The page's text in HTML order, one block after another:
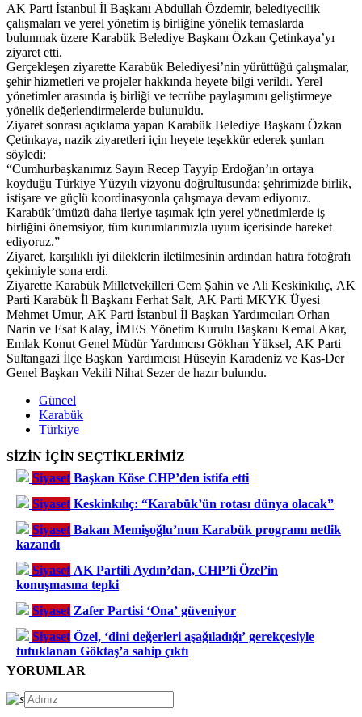
AK Parti İstanbul İl Başkanı Abdullah Özdemir, belediyecilik
çalışmaları ve yerel yönetim iş birliğine yönelik temaslarda
bulunmak üzere Karabük Belediye Başkanı Özkan Çetinkaya’yı
ziyaret etti.
Gerçekleşen ziyarette Karabük Belediyesi’nin yürüttüğü çalışmalar,
şehir hizmetleri ve projeler hakkında heyete bilgi verildi. Yerel
yönetimler arasında iş birliği ve tecrübe paylaşımını geliştirmeye
yönelik değerlendirmelerde bulunuldu.
Ziyaret sonrası açıklama yapan Karabük Belediye Başkanı Özkan
Çetinkaya, nazik ziyaretleri için heyete teşekkür ederek şunları
söyledi:
“Cumhurbaşkanımız Sayın Recep Tayyip Erdoğan’ın ortaya
koyduğu Türkiye Yüzyılı vizyonu doğrultusunda; şehrimizde birlik,
istişare ve güçlü koordinasyonla çalışmaya devam ediyoruz.
Karabük’ümüzü daha ileriye taşımak için yerel yönetimlerde iş
birliğini önemsiyor, tüm kurumlarımızla uyum içerisinde hareket
ediyoruz.”
Ziyaret, karşılıklı iyi dileklerin iletilmesinin ardından hatıra fotoğrafı
çekimiyle sona erdi.
Ziyarette Karabük Milletvekilleri Cem Şahin ve Ali Keskinkılıç, AK
Parti Karabük İl Başkanı Ferhat Salt, AK Parti MKYK Üyesi
Mehmet Umur, AK Parti İstanbul İl Başkan Yardımcıları Orhan
Narin ve Esat Kalay, İMES Yönetim Kurulu Başkanı Kemal Akar,
Emlak Konut Genel Müdür Yardımcısı Gökhan Yüksel, AK Parti
Sultangazi İlçe Başkan Yardımcısı Hüseyin Karadeniz ve Kas-Der
Genel Başkan Vekili Nihat Sezer de hazır bulundu.
Güncel
Karabük
Türkiye
SİZİN İÇİN SEÇTİKLERİMİZ
Siyaset Başkan Köse CHP’den istifa etti
Siyaset Keskinkılıç: “Karabük’ün rotası dünya olacak”
Siyaset Bakan Memişoğlu’nun Karabük programı netlik
kazandı
Siyaset AK Partili Aydın’dan, CHP’li Özel’in
konuşmasına tepki
Siyaset Zafer Partisi ‘Ona’ güveniyor
Siyaset Özel, ‘dini değerleri aşağıladığı’ gerekçesiyle
tutuklanan Göktaş’a sahip çıktı
YORUMLAR